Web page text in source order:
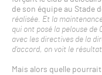
de son équipe au Stade
réalisée. Et la
qui ont posé la pelouse de
avec les directives de la
d’accord, on voit le
Mais alors quelle